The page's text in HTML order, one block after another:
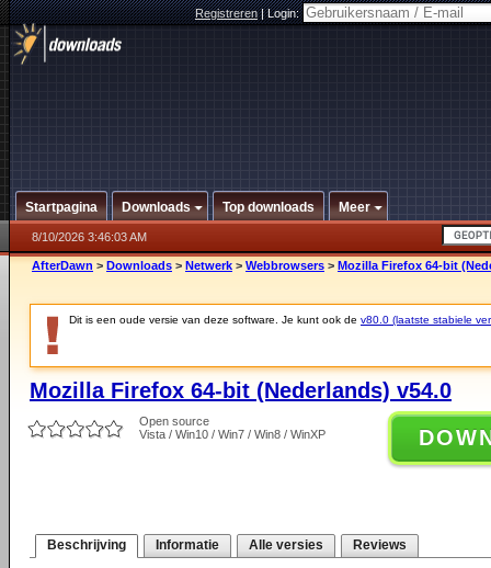
Registreren|Login:
Startpagina Downloads Top downloads Meer
8/10/2026 3:46:03 AM
AfterDawn > Downloads > Netwerk > Webbrowsers > Mozilla Firefox 64-bit
Dit is een oude versie van deze software. Je kunt ook de v80.0 (laatste stabiele
Mozilla Firefox 64-bit (Nederlands) v54.0
Open source
Vista / Win10 / Win7 / Win8 / WinXP
Beschrijving Informatie Alle versies Reviews